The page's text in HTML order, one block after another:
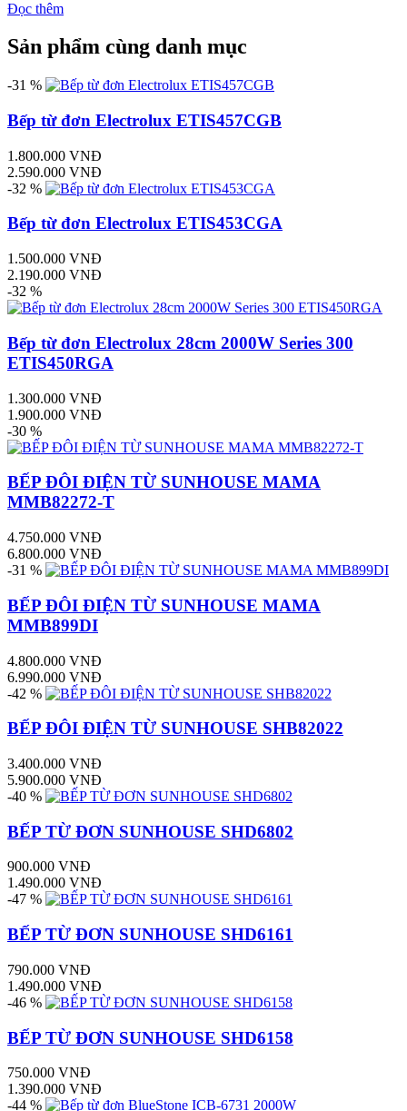
Đọc thêm
Sản phẩm cùng danh mục
-31 %
Bếp từ đơn Electrolux ETIS457CGB
1.800.000 VNĐ
2.590.000 VNĐ
-32 %
Bếp từ đơn Electrolux ETIS453CGA
1.500.000 VNĐ
2.190.000 VNĐ
-32 %
Bếp từ đơn Electrolux 28cm 2000W Series 300
ETIS450RGA
1.300.000 VNĐ
1.900.000 VNĐ
-30 %
BẾP ĐÔI ĐIỆN TỪ SUNHOUSE MAMA
MMB82272-T
4.750.000 VNĐ
6.800.000 VNĐ
-31 %
BẾP ĐÔI ĐIỆN TỪ SUNHOUSE MAMA
MMB899DI
4.800.000 VNĐ
6.990.000 VNĐ
-42 %
BẾP ĐÔI ĐIỆN TỪ SUNHOUSE SHB82022
3.400.000 VNĐ
5.900.000 VNĐ
-40 %
BẾP TỪ ĐƠN SUNHOUSE SHD6802
900.000 VNĐ
1.490.000 VNĐ
-47 %
BẾP TỪ ĐƠN SUNHOUSE SHD6161
790.000 VNĐ
1.490.000 VNĐ
-46 %
BẾP TỪ ĐƠN SUNHOUSE SHD6158
750.000 VNĐ
1.390.000 VNĐ
-44 %